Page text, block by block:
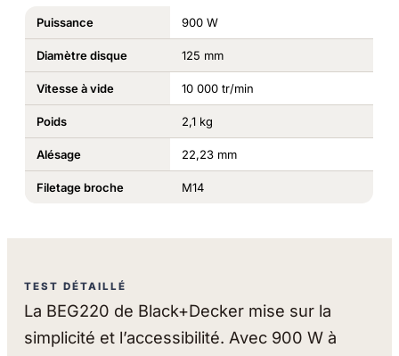
Puissance 900 W
Diamètre disque 125 mm
Vitesse à vide 10 000 tr/min
Poids 2,1 kg
Alésage 22,23 mm
Filetage broche M14
TEST DÉTAILLÉ
La BEG220 de Black+Decker mise sur la
simplicité et l’accessibilité. Avec 900 W à